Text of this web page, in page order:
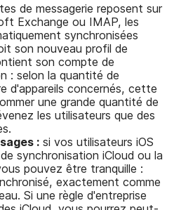
de messagerie reposent sur
Exchange ou IMAP, les
synchronisées
son nouveau profil de
son compte de
: selon la quantité de
d'appareils concernés, cette
une grande quantité de
les utilisateurs que des
: si vos utilisateurs iOS
synchronisation iCloud ou la
pouvez être tranquille :
exactement comme
Si une règle d'entreprise